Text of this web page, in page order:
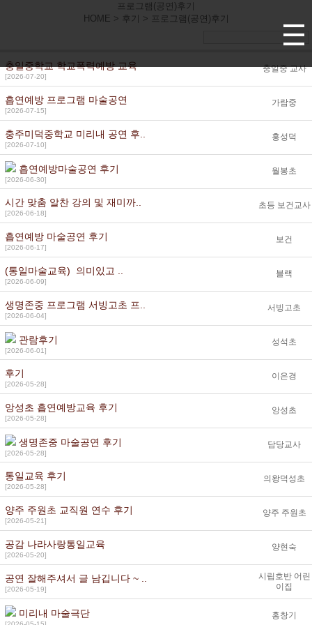
프로그램(공연)후기
HOME > 후기 > 프로그램(공연)후기
충일중학교 학교폭력예방 교육
[2026-07-20]
충일중 교사
흡연예방 프로그램 마술공연
[2026-07-15]
가람중
충주미덕중학교 미리내 공연 후..
[2026-07-10]
홍성덕
흡연예방마술공연 후기
[2026-06-30]
월봉초
시간 맞춤 알찬 강의 및 재미까..
[2026-06-18]
초등 보건교사
흡연예방 마술공연 후기
[2026-06-17]
보건
(통일마술교육) 의미있고 ..
[2026-06-09]
블랙
생명존중 프로그램 서빙고초 프..
[2026-06-04]
서빙고초
관람후기
[2026-06-01]
성석초
후기
[2026-05-28]
이은경
앙성초 흡연예방교육 후기
[2026-05-28]
앙성초
생명존중 마술공연 후기
[2026-05-28]
담당교사
통일교육 후기
[2026-05-28]
의왕덕성초
양주 주원초 교직원 연수 후기
[2026-05-21]
양주 주원초
공감 나라사랑통일교육
[2026-05-20]
양현숙
공연 잘해주셔서 글 남깁니다 ~ ..
[2026-05-19]
시립호반 어린
이집
미리내 마술극단 홍창기